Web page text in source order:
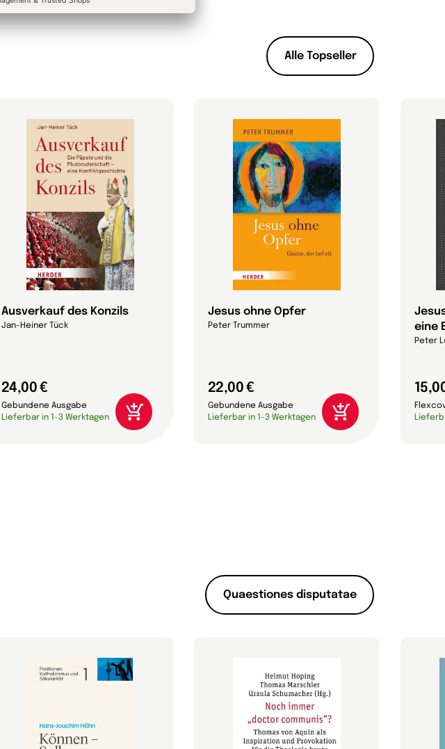
Alle Topseller
Ausverkauf des Konzils
Jan-Heiner Tück
24,00 €
Gebundene Ausgabe
Lieferbar in 1-3 Werktagen
Jesus ohne Opfer
Peter Trummer
22,00 €
Gebundene Ausgabe
Lieferbar in 1-3 Werktagen
eine
Peter
Quaestiones disputatae